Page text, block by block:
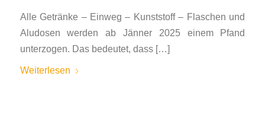
Alle Getränke – Einweg – Kunststoff – Flaschen und
Aludosen werden ab Jänner 2025 einem Pfand
unterzogen. Das bedeutet, dass […]
Weiterlesen